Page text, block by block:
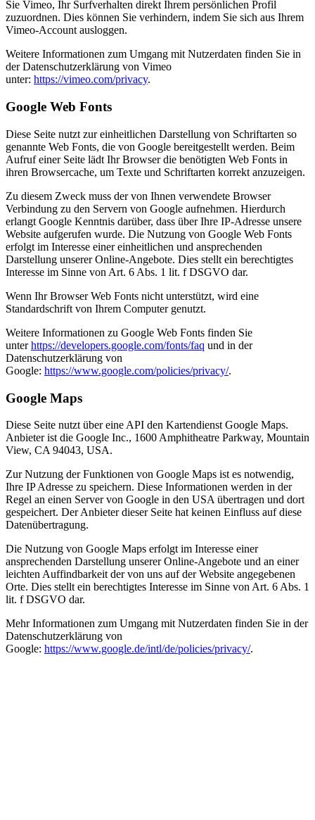
Sie Vimeo, Ihr Surfverhalten direkt Ihrem persönlichen Profil
zuzuordnen. Dies können Sie verhindern, indem Sie sich aus Ihrem
Vimeo-Account ausloggen.
Weitere Informationen zum Umgang mit Nutzerdaten finden Sie in
der Datenschutzerklärung von Vimeo
unter: https://vimeo.com/privacy.
Google Web Fonts
Diese Seite nutzt zur einheitlichen Darstellung von Schriftarten so
genannte Web Fonts, die von Google bereitgestellt werden. Beim
Aufruf einer Seite lädt Ihr Browser die benötigten Web Fonts in
ihren Browsercache, um Texte und Schriftarten korrekt anzuzeigen.
Zu diesem Zweck muss der von Ihnen verwendete Browser
Verbindung zu den Servern von Google aufnehmen. Hierdurch
erlangt Google Kenntnis darüber, dass über Ihre IP-Adresse unsere
Website aufgerufen wurde. Die Nutzung von Google Web Fonts
erfolgt im Interesse einer einheitlichen und ansprechenden
Darstellung unserer Online-Angebote. Dies stellt ein berechtigtes
Interesse im Sinne von Art. 6 Abs. 1 lit. f DSGVO dar.
Wenn Ihr Browser Web Fonts nicht unterstützt, wird eine
Standardschrift von Ihrem Computer genutzt.
Weitere Informationen zu Google Web Fonts finden Sie
unterhttps://developers.google.com/fonts/faq und in der
Datenschutzerklärung von
Google: https://www.google.com/policies/privacy/.
Google Maps
Diese Seite nutzt über eine API den Kartendienst Google Maps.
Anbieter ist die Google Inc., 1600 Amphitheatre Parkway, Mountain
View, CA 94043, USA.
Zur Nutzung der Funktionen von Google Maps ist es notwendig,
Ihre IP Adresse zu speichern. Diese Informationen werden in der
Regel an einen Server von Google in den USA übertragen und dort
gespeichert. Der Anbieter dieser Seite hat keinen Einfluss auf diese
Datenübertragung.
Die Nutzung von Google Maps erfolgt im Interesse einer
ansprechenden Darstellung unserer Online-Angebote und an einer
leichten Auffindbarkeit der von uns auf der Website angegebenen
Orte. Dies stellt ein berechtigtes Interesse im Sinne von Art. 6 Abs. 1
lit. f DSGVO dar.
Mehr Informationen zum Umgang mit Nutzerdaten finden Sie in der
Datenschutzerklärung von
Google: https://www.google.de/intl/de/policies/privacy/.